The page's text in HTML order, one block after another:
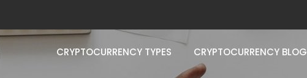
CRYPTOCURRENCY TYPES CRYPTOCURRENCY BLOG